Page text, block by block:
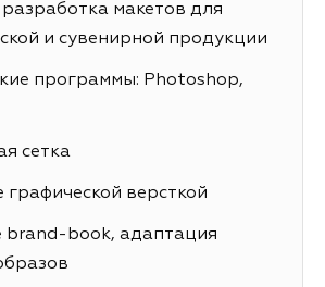
макетов для
и сувенирной продукции
программы: Photoshop,
сетка
графической версткой
brand-book, адаптация